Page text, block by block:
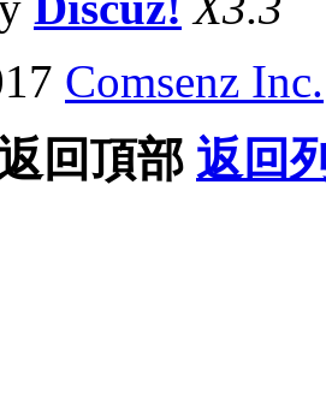
Comsenz Inc.
回頂部 返回